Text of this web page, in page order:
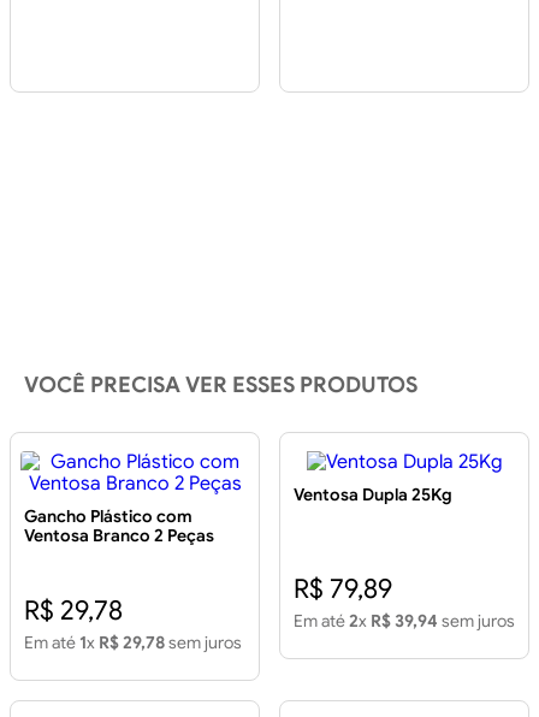
VOCÊ PRECISA VER ESSES PRODUTOS
Gancho Plástico com
Ventosa Branco 2 Peças
R$ 29,78
Em até 1x R$ 29,78sem juros
Ventosa Dupla 25Kg
R$ 79,89
Em até2x R$ 39,94 sem juros